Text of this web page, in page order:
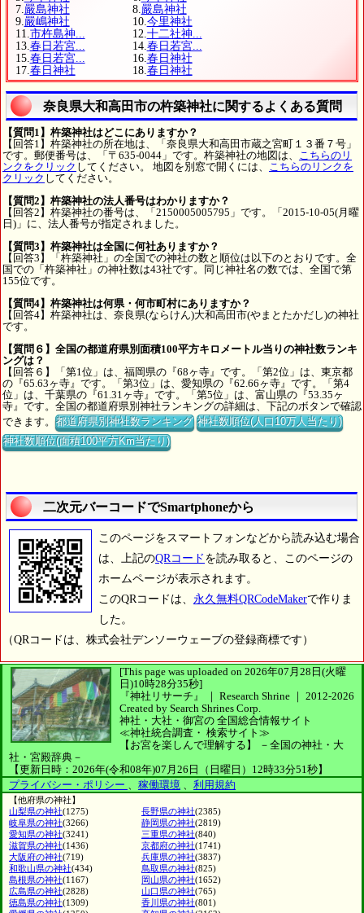
7.嚴島神社 8.嚴島神社
9.嚴嶋神社 10.今里神社
11.市杵島神... 12.十二社神...
13.春日若宮... 14.春日若宮...
15.春日若宮... 16.春日神社
17.春日神社 18.春日神社
奈良県大和高田市の杵築神社に関するよくある質問
【質問1】杵築神社はどこにありますか？
【回答1】杵築神社の所在地は、「奈良県大和高田市蔵之宮町１３番７号」
です。郵便番号は、「〒635-0044」です。杵築神社の地図は、 こちらのリ
ンクをクリック してください。 地図を別窓で開くには、 こちらのリンクを
クリック してください。
【質問2】杵築神社の法人番号はわかりますか？
【回答2】杵築神社の番号は、「2150005005795」です。「2015-10-05(月曜
日)」に、法人番号が指定されました。
【質問3】杵築神社は全国に何社ありますか？
【回答3】「杵築神社」の全国での神社の数と順位は以下のとおりです。全
国での「杵築神社」の神社数は43社です。同じ神社名の数では、全国で第
155位です。
【質問4】杵築神社は何県・何市町村にありますか？
【回答4】杵築神社は、奈良県(ならけん)大和高田市(やまとたかだし)の神社
です。
【質問６】全国の都道府県別面積100平方キロメートル当りの神社数ランキ
ングは？
【回答６】「第1位」は、福岡県の『68ヶ寺』です。「第2位」は、東京都
の『65.63ヶ寺』です。「第3位」は、愛知県の『62.66ヶ寺』です。「第4
位」は、千葉県の『61.31ヶ寺』です。「第5位」は、富山県の『53.35ヶ
寺』です。全国の都道府県別神社ランキングの詳細は、下記のボタンで確認
できます。都道府県別神社数ランキング 神社数順位(人口10万人当たり)
神社数順位(面積100平方Km当たり)
二次元バーコードでSmartphoneから
このページをスマートフォンなどから読み込む場合
は、上記のQRコード を読み取ると、このページの
ホームページが表示されます。
このQRコードは、 永久無料QRCodeMakerで作りま
した。
（QRコードは、株式会社デンソーウェーブの登録商標です）
[This page was uploaded on 2026年07月28日(火曜
日)10時28分35秒]
『神社リサーチ』 ｜ Research Shrine ｜ 2012-2026
Created by Search Shrines Corp.
神社・大社・御宮の 全国総合情報サイト
≪神社統合調査・ 検索サイト≫
【お宮を楽しんで理解する】
－全国の神社・大
社・宮殿辞典－
【更新日時：2026年(令和08年)07月26日（日曜日）12時33分51秒】
プライバシー・ポリシー 、 稼働環境 、 利用規約
【他府県の神社】
山梨県の神社(1275) 長野県の神社(2385)
岐阜県の神社(3266) 静岡県の神社(2819)
愛知県の神社(3241) 三重県の神社(840)
滋賀県の神社(1436) 京都府の神社(1741)
大阪府の神社(719) 兵庫県の神社(3837)
和歌山県の神社(434) 鳥取県の神社(825)
島根県の神社(1167) 岡山県の神社(1652)
広島県の神社(2828) 山口県の神社(765)
徳島県の神社(1309) 香川県の神社(801)